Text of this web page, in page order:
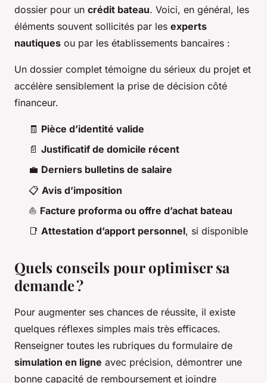
dossier pour un crédit bateau. Voici, en général, les
éléments souvent sollicités par les experts
nautiques ou par les établissements bancaires :
Un dossier complet témoigne du sérieux du projet et
accélère sensiblement la prise de décision côté
financeur.
🧾 Pièce d’identité valide
📄 Justificatif de domicile récent
💼 Derniers bulletins de salaire
📋 Avis d’imposition
⛵ Facture proforma ou offre d’achat bateau
📑 Attestation d’apport personnel, si disponible
Quels conseils pour optimiser sa
demande ?
Pour augmenter ses chances de réussite, il existe
quelques réflexes simples mais très efficaces.
Renseigner toutes les rubriques du formulaire de
simulation en ligne avec précision, démontrer une
bonne capacité de remboursement et joindre